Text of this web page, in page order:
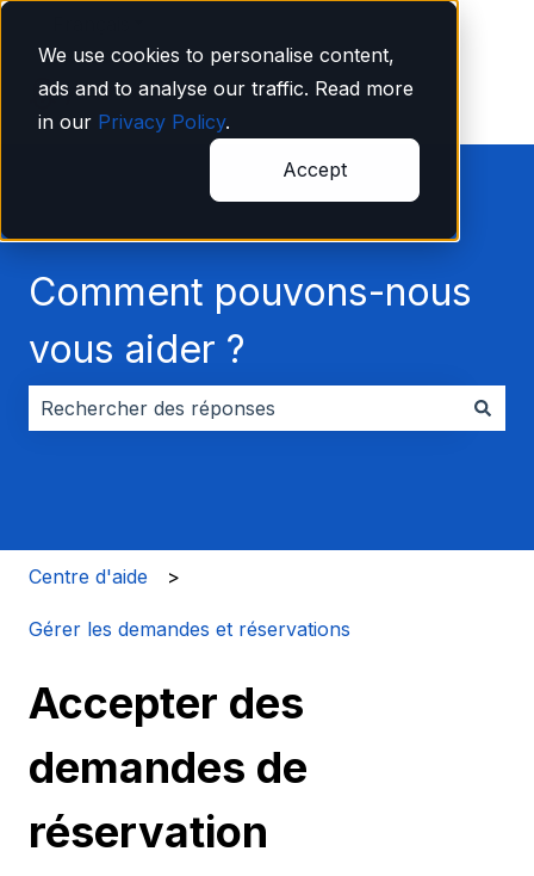
We use cookies to personalise content,
ads and to analyse our traffic. Read more
in our Privacy Policy.
Accept
Comment pouvons-nous
vous aider ?
Centre d'aide
Gérer les demandes et réservations
Accepter des
demandes de
réservation